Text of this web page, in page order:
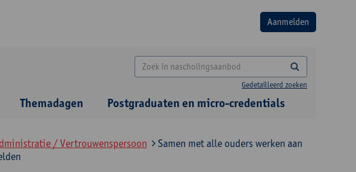
Gedetailleerd zoeken
Themadagen Postgraduaten en micro-credentials
/ Vertrouwenspersoon
Samen met alle ouders werken aan